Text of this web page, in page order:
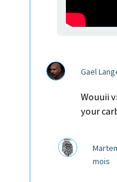
Gael
Wouuii
your
mois